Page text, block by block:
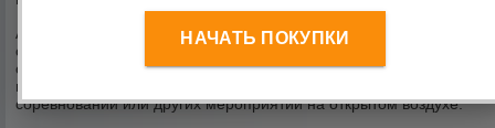
Атрибутика в тематике триколора используется для поддержки
сборной команды. Шапки, варежки и шарфы подойдут для
создания фанатского уголка в школе или другом учреждении, их
можно надеть на матч по футболу или хоккею, во время лыжных
соревнований или других мероприятий на открытом воздухе.
НАЧАТЬ ПОКУПКИ